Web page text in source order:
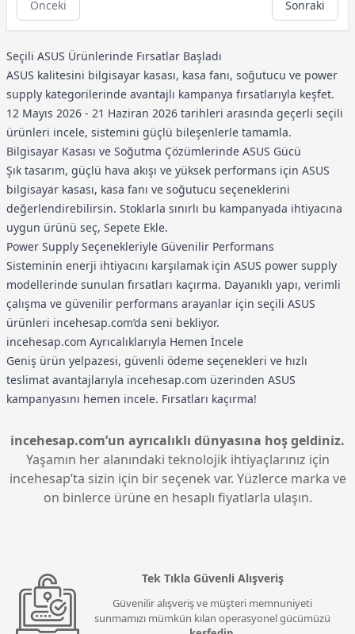
Önceki Sonraki
Seçili ASUS Ürünlerinde Fırsatlar Başladı
ASUS kalitesini bilgisayar kasası, kasa fanı, soğutucu ve power
supply kategorilerinde avantajlı kampanya fırsatlarıyla keşfet.
12 Mayıs 2026 - 21 Haziran 2026 tarihleri arasında geçerli seçili
ürünleri incele, sistemini güçlü bileşenlerle tamamla.
Bilgisayar Kasası ve Soğutma Çözümlerinde ASUS Gücü
Şık tasarım, güçlü hava akışı ve yüksek performans için ASUS
bilgisayar kasası, kasa fanı ve soğutucu seçeneklerini
değerlendirebilirsin. Stoklarla sınırlı bu kampanyada ihtiyacına
uygun ürünü seç, Sepete Ekle.
Power Supply Seçenekleriyle Güvenilir Performans
Sisteminin enerji ihtiyacını karşılamak için ASUS power supply
modellerinde sunulan fırsatları kaçırma. Dayanıklı yapı, verimli
çalışma ve güvenilir performans arayanlar için seçili ASUS
ürünleri incehesap.com’da seni bekliyor.
incehesap.com Ayrıcalıklarıyla Hemen İncele
Geniş ürün yelpazesi, güvenli ödeme seçenekleri ve hızlı
teslimat avantajlarıyla incehesap.com üzerinden ASUS
kampanyasını hemen incele. Fırsatları kaçırma!
incehesap.com’un ayrıcalıklı dünyasına hoş geldiniz.
Yaşamın her alanındaki teknolojik ihtiyaçlarınız için
incehesap’ta sizin için bir seçenek var. Yüzlerce marka ve
on binlerce ürüne en hesaplı fiyatlarla ulaşın.
Tek Tıkla Güvenli Alışveriş
Güvenilir alışveriş ve müşteri memnuniyeti
sunmamızı mümkün kılan operasyonel gücümüzü